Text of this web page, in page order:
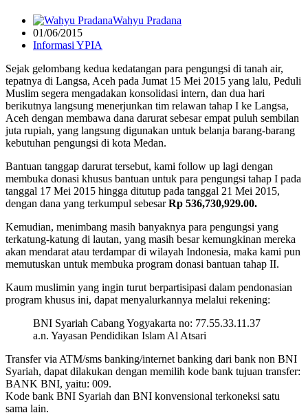
Wahyu Pradana
01/06/2015
Informasi YPIA
Sejak gelombang kedua kedatangan para pengungsi di tanah air,
tepatnya di Langsa, Aceh pada Jumat 15 Mei 2015 yang lalu, Peduli
Muslim segera mengadakan konsolidasi intern, dan dua hari
berikutnya langsung menerjunkan tim relawan tahap I ke Langsa,
Aceh dengan membawa dana darurat sebesar empat puluh sembilan
juta rupiah, yang langsung digunakan untuk belanja barang-barang
kebutuhan pengungsi di kota Medan.
Bantuan tanggap darurat tersebut, kami follow up lagi dengan
membuka donasi khusus bantuan untuk para pengungsi tahap I pada
tanggal 17 Mei 2015 hingga ditutup pada tanggal 21 Mei 2015,
dengan dana yang terkumpul sebesarRp 536,730,929.00.
Kemudian, menimbang masih banyaknya para pengungsi yang
terkatung-katung di lautan, yang masih besar kemungkinan mereka
akan mendarat atau terdampar di wilayah Indonesia, maka kami pun
memutuskan untuk membuka program donasi bantuan tahap II.
Kaum muslimin yang ingin turut berpartisipasi dalam pendonasian
program khusus ini, dapat menyalurkannya melalui rekening:
BNI Syariah Cabang Yogyakarta no: 77.55.33.11.37
a.n. Yayasan Pendidikan Islam Al Atsari
Transfer via ATM/sms banking/internet banking dari bank non BNI
Syariah, dapat dilakukan dengan memilih kode bank tujuan transfer:
BANK BNI, yaitu: 009.
Kode bank BNI Syariah dan BNI konvensional terkoneksi satu
sama lain.